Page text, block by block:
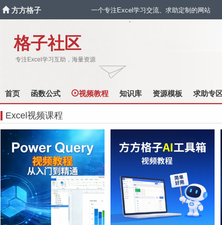
方方格子 一个专注Excel学习交流、求助定制的网站
格子社区
专注Excel学习互助，海量资源
`
首页 函数公式 视频教程 知识库 资源模板 求助专
Excel视频课程